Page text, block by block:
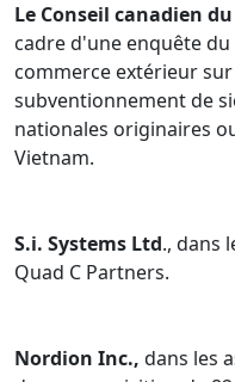
Le Conseil canadien
cadre d'une enquête
commerce extérieur
subventionnement de
nationales originaires
Vietnam.
S.i. Systems Ltd., dans
Quad C Partners.
Nordion Inc., dans les